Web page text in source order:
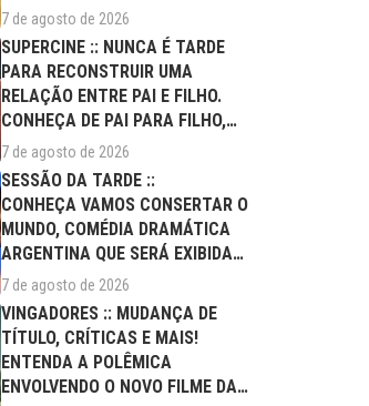
(09/08)
7 de agosto de 2026
SUPERCINE :: NUNCA É TARDE
PARA RECONSTRUIR UMA
RELAÇÃO ENTRE PAI E FILHO.
CONHEÇA DE PAI PARA FILHO,
FILME DESTE...
7 de agosto de 2026
SESSÃO DA TARDE ::
CONHEÇA VAMOS CONSERTAR O
MUNDO, COMÉDIA DRAMÁTICA
ARGENTINA QUE SERÁ EXIBIDA
NESTA SEXTA (07/08)
7 de agosto de 2026
VINGADORES :: MUDANÇA DE
TÍTULO, CRÍTICAS E MAIS!
ENTENDA A POLÊMICA
ENVOLVENDO O NOVO FILME DA